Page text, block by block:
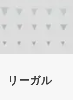
リーガル